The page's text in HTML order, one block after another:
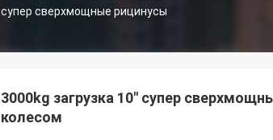
супер сверхмощные рицинусы
3000kg загрузка 10" супер
колесом